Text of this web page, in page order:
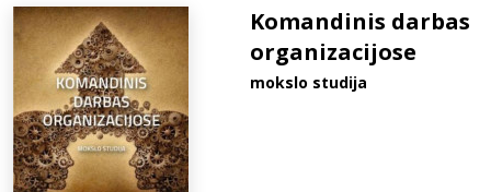
D.U.K.
+370 667 80 541
Komandinis darbas
organizacijose
mokslo studija